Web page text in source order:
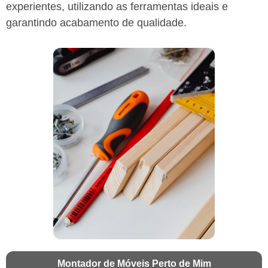
experientes, utilizando as ferramentas ideais e
garantindo acabamento de qualidade.
Montador de Móveis Perto de Mim